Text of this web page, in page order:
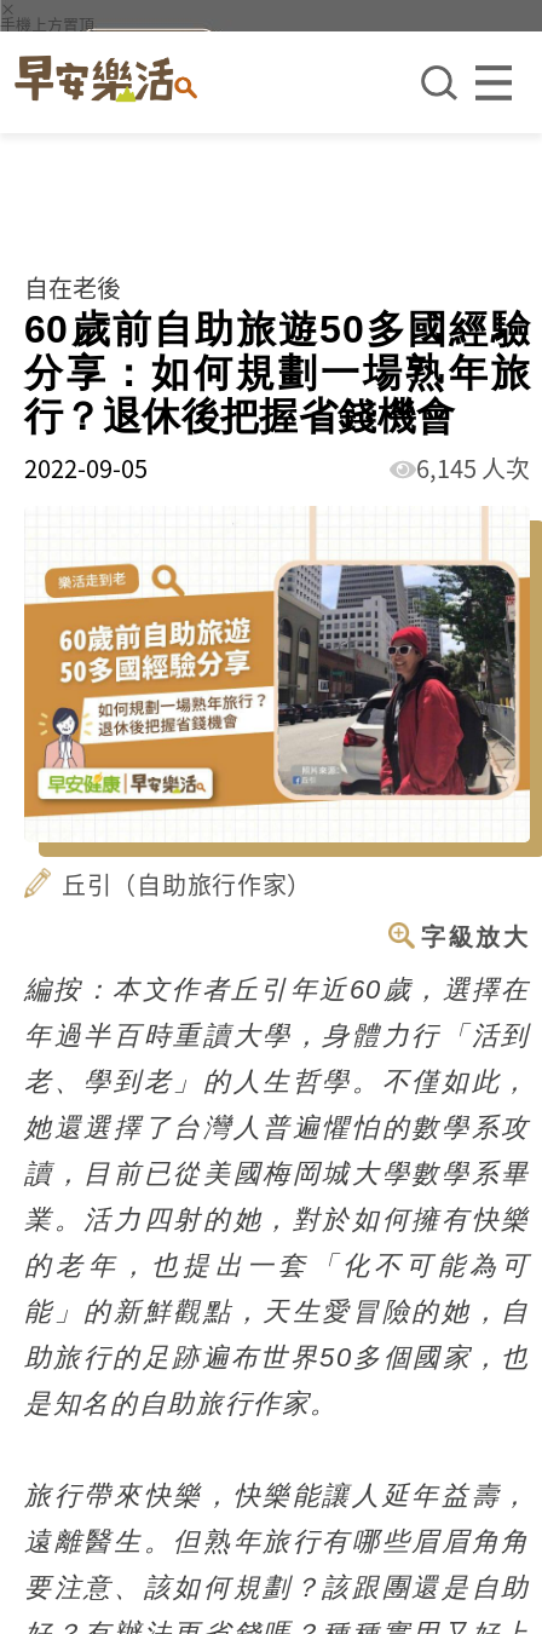
×
手機上方置頂
自在老後
60歲前自助旅遊50多國經驗
分享：如何規劃一場熟年旅
行？退休後把握省錢機會
2022-09-05 6,145 人次
丘引（自助旅行作家）
字級放大
編按：本文作者丘引年近60歲，選擇在
年過半百時重讀大學，身體力行「活到
老、學到老」的人生哲學。不僅如此，
她還選擇了台灣人普遍懼怕的數學系攻
讀，目前已從美國梅岡城大學數學系畢
業。活力四射的她，對於如何擁有快樂
的老年，也提出一套「化不可能為可
能」的新鮮觀點，天生愛冒險的她，自
助旅行的足跡遍布世界50多個國家，也
是知名的自助旅行作家。
旅行帶來快樂，快樂能讓人延年益壽，
遠離醫生。但熟年旅行有哪些眉眉角角
要注意、該如何規劃？該跟團還是自助